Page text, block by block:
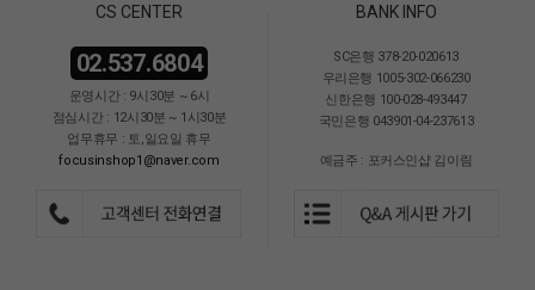
CS CENTER
02.537.6804
운영시간 : 9시30분 ~ 6시
점심시간 : 12시30분 ~ 1시30분
업무휴무 : 토,일요일 휴무
focusinshop1@naver.com
BANK INFO
SC은행 378-20-020613
우리은행 1005-302-066230
신한은행 100-028-493447
국민은행 043901-04-237613
예금주 : 포커스인샵 김이림